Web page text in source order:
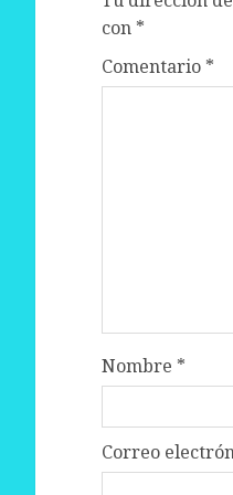
con *
Comentario *
Nombre *
Correo